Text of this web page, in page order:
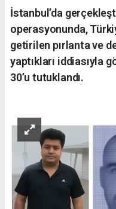
İstanbul’da
operasyonunda,
getirilen pırlanta ve
yaptıkları iddiasıyla
30’u tutuklandı.